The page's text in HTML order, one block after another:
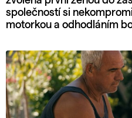
společností si
motorkou a odhodláním